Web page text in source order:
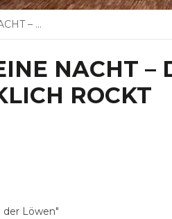
wirklich rockt
NACHT –
ROCKT
der Löwen"